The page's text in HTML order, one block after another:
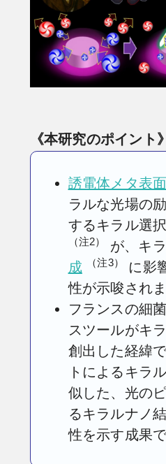
《本研究のポイント》
誘電体メタ表面
ラルな光場の
するキラル選
（注2） が、キ
成
（注3）
に影
性が示唆されま
フランスの細
スツールがキ
創出した経緯
トによるキラ
似した、光の
るキラルナノ
性を示す成果で